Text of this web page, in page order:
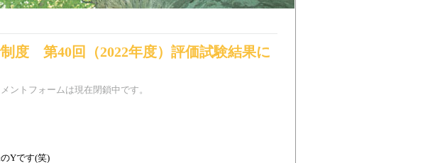
度 第40回（2022年度）評価試験結果に
メントフォームは現在閉鎖中です。
Yです(笑)